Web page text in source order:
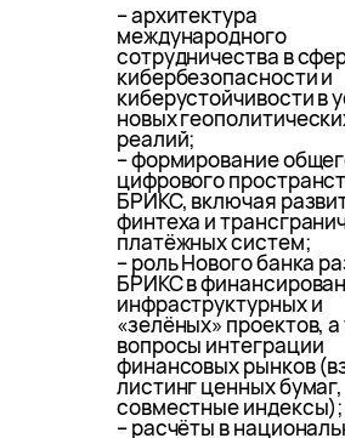
– архитектура
международного
сотрудничества в
кибербезопасности и
киберустойчивости в
новых
реалий;
– формирование
цифрового
БРИКС, включая
финтеха и
платёжных систем;
– роль Нового банка
БРИКС в
инфраструктурных и
«зелёных» проектов,
вопросы интеграции
финансовых рынков
листинг ценных бумаг,
совместные индексы);
– расчёты в